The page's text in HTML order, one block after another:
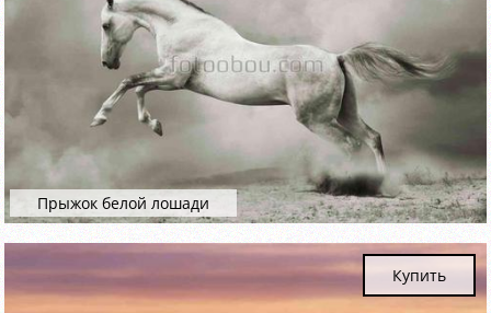
Прыжок белой лошади
Купить